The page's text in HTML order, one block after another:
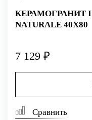
КЕРАМОГРАНИТ
NATURALE 40X80
7 129 ₽
Сравнить